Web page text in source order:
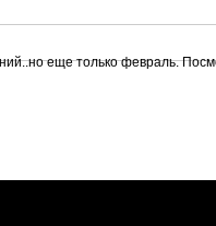
еще только февраль.